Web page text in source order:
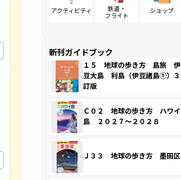
アクティビティ
鉄道・
フライト
ショップ
新刊ガイドブック
１５ 地球の歩き方 島旅 伊
豆大島 利島（伊豆諸島①）３
訂版
Ｃ０２ 地球の歩き方 ハワイ
島 ２０２７～２０２８
Ｊ３３ 地球の歩き方 墨田区